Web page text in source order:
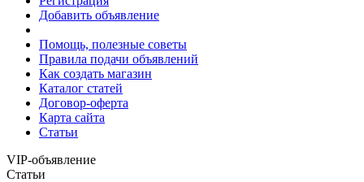
Добавить объявление
Помощь, полезные советы
Правила подачи объявлений
Как создать магазин
Каталог статей
Договор-оферта
Карта сайта
Статьи
VIP-объявление
Статьи